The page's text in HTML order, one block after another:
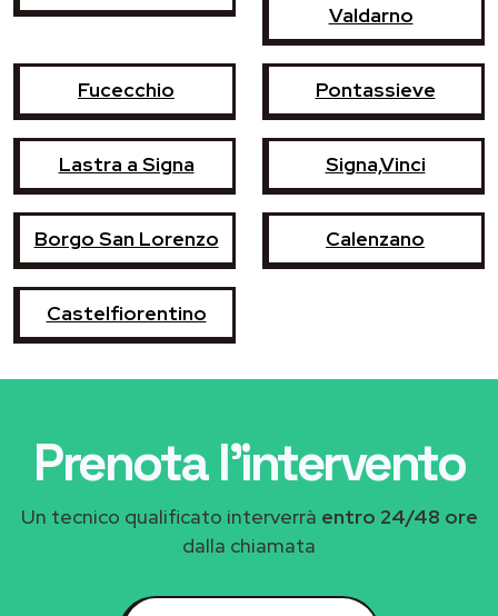
Valdarno
Fucecchio Pontassieve
Lastra a Signa Signa,Vinci
Borgo San Lorenzo Calenzano
Castelfiorentino
Prenota l'intervento
Un tecnico qualificato interverrà entro 24/48 ore
dalla chiamata